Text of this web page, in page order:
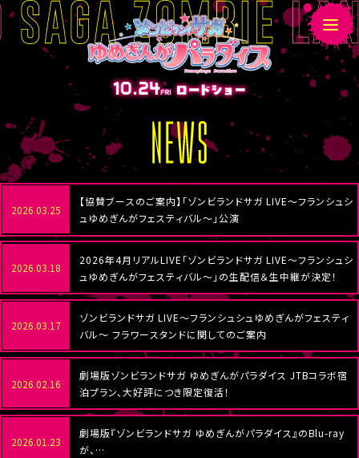
N
W
2026.03.25
【協賛ブースのご案内】「ゾンビランドサガ LIVE～フランシュシ
ュゆめぎんがフェスティバル～」公演
2026.03.18
2026年4月リアルLIVE「ゾンビランドサガ LIVE～フランシュシ
ュゆめぎんがフェスティバル～」の生配信＆生中継が決定！
2026.03.17
ゾンビランドサガ LIVE～フランシュシュゆめぎんがフェスティ
バル～ フラワースタンドに関してのご案内
2026.02.16
劇場版ゾンビランドサガ ゆめぎんがパラダイス JTBコラボ宿
泊プラン、大好評につき限定復活！
2026.01.23
劇場版『ゾンビランドサガ ゆめぎんがパラダイス』のBlu-ray
が、